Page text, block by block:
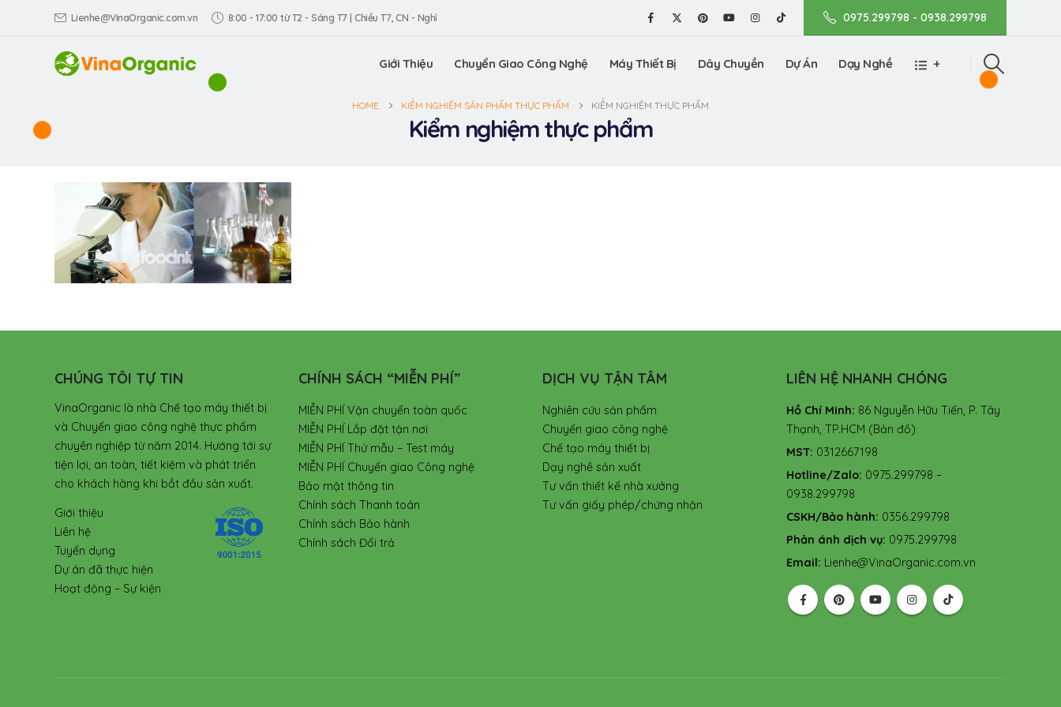
Lienhe@VinaOrganic.com.vn 8:00 - 17:00 từ T2 - Sáng T7 | Chiều T7, CN - Nghỉ 0975.299798 - 0938.299798
Giới Thiệu Chuyển Giao Công Nghệ Máy Thiết Bị Dây Chuyền Dự Án Dạy Nghề +
HOME KIỂM NGHIỆM SẢN PHẨM THỰC PHẨM KIỂM NGHIỆM THỰC PHẨM
Kiểm nghiệm thực phẩm
CHÚNG TÔI TỰ TIN
VinaOrganic là nhà Chế tạo máy thiết bị
và Chuyển giao công nghệ thực phẩm
chuyên nghiệp từ năm 2014. Hướng tới sự
tiện lợi, an toàn, tiết kiệm và phát triển
cho khách hàng khi bắt đầu sản xuất.
Giới thiệu
Liên hệ
Tuyển dụng
Dự án đã thực hiện
Hoạt động – Sự kiện
CHÍNH SÁCH “MIỄN PHÍ”
MIỄN PHÍ Vận chuyển toàn quốc
MIỄN PHÍ Lắp đặt tận nơi
MIỄN PHÍ Thử mẫu – Test máy
MIỄN PHÍ Chuyển giao Công nghệ
Bảo mật thông tin
Chính sách Thanh toán
Chính sách Bảo hành
Chính sách Đổi trả
DỊCH VỤ TẬN TÂM
Nghiên cứu sản phẩm
Chuyển giao công nghệ
Chế tạo máy thiết bị
Dạy nghề sản xuất
Tư vấn thiết kế nhà xưởng
Tư vấn giấy phép/chứng nhận
LIÊN HỆ NHANH CHÓNG
Hồ Chí Minh: 86 Nguyễn Hữu Tiến, P. Tây
Thạnh, TP.HCM (Bản đồ)
MST: 0312667198
Hotline/Zalo: 0975.299798 –
0938.299798
CSKH/Bảo hành: 0356.299798
Phản ánh dịch vụ: 0975.299798
Email: Lienhe@VinaOrganic.com.vn